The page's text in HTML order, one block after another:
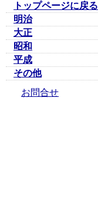
トップページに戻る
明治
大正
昭和
平成
その他
お問合せ